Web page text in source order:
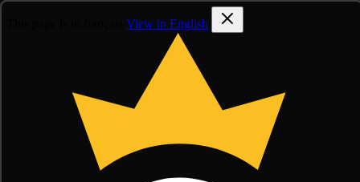
View in English